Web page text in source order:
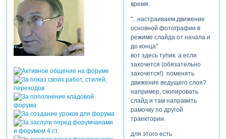
время.
"...настраиваем движение
основной фотографии в
режиме слайда от начала и
до конца"
вот здесь тупик. а если
захочется (обязательно
захочется!) поменять
движение ведущего слоя?
например, скопировать
слайд и там направить
рамочку по другой
траектории.
для этого есть